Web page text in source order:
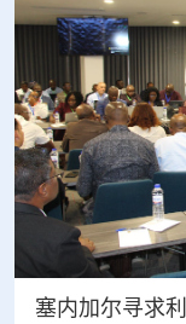
塞内加尔寻求